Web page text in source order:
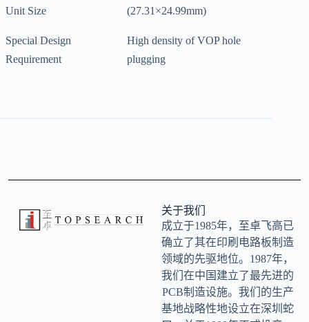
Unit Size (27.31×24.99mm)
Special Design
Requirement
High density of VOP hole
plugging
关于我们
成立于1985年，至卓飞高已
确立了其在印刷电路板制造
领域的先驱地位。1987年，
我们在中国建立了最先进的
PCB制造设施。我们的生产
基地战略性地设立在深圳蛇